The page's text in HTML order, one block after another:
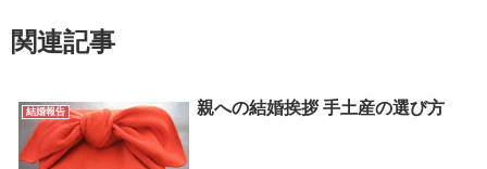
関連記事
結婚報告 親への結婚挨拶 手土産の選び方